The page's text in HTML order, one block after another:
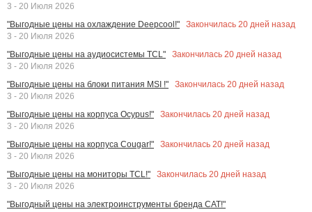
3 - 20 Июля 2026
"Выгодные цены на охлаждение Deepcool!"
Закончилась 20 дней назад
3 - 20 Июля 2026
"Выгодные цены на аудиосистемы TCL"
Закончилась 20 дней назад
3 - 20 Июля 2026
"Выгодные цены на блоки питания MSI !"
Закончилась 20 дней назад
3 - 20 Июля 2026
"Выгодные цены на корпуса Ocypus!"
Закончилась 20 дней назад
3 - 20 Июля 2026
"Выгодные цены на корпуса Cougar!"
Закончилась 20 дней назад
3 - 20 Июля 2026
"Выгодные цены на мониторы TCL!"
Закончилась 20 дней назад
3 - 20 Июля 2026
"Выгодный цены на электроинструменты бренда CAT!"